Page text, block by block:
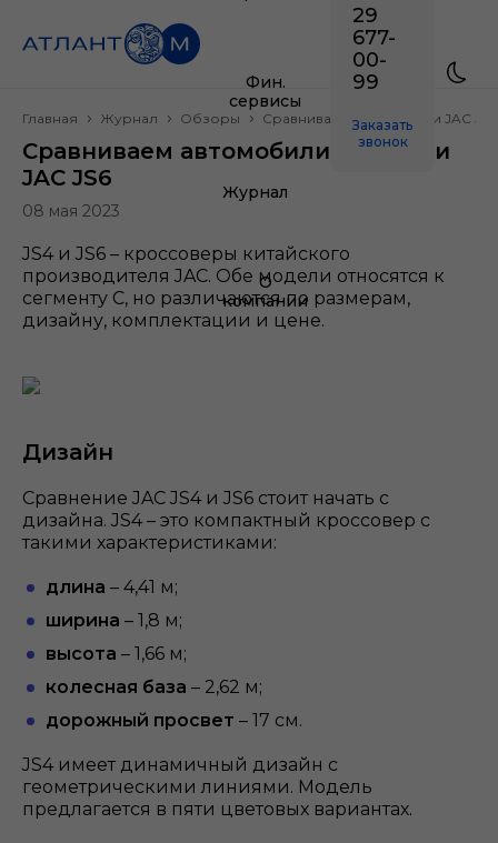
Фин.
сервисы
Журнал
О
компании
29
677-
00-
99
Заказать
звонок
Главная Журнал Обзоры Сравниваем автомобили JAC JS4
Сравниваем автомобили JAC JS4 и
JAC JS6
08 мая 2023
JS4 и JS6 – кроссоверы китайского
производителя JAC. Обе модели относятся к
сегменту C, но различаются по размерам,
дизайну, комплектации и цене.
Дизайн
Сравнение JAC JS4 и JS6 стоит начать с
дизайна. JS4 – это компактный кроссовер с
такими характеристиками:
длина – 4,41 м;
ширина – 1,8 м;
высота – 1,66 м;
колесная база – 2,62 м;
дорожный просвет – 17 см.
JS4 имеет динамичный дизайн с
геометрическими линиями. Модель
предлагается в пяти цветовых вариантах.